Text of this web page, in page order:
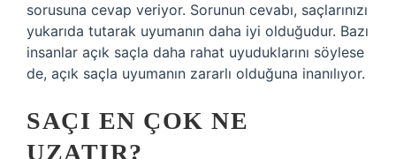
sorusuna cevap veriyor. Sorunun cevabı, saçlarınızı
yukarıda tutarak uyumanın daha iyi olduğudur. Bazı
insanlar açık saçla daha rahat uyuduklarını söylese
de, açık saçla uyumanın zararlı olduğuna inanılıyor.
SAÇI EN ÇOK NE
UZATIR?